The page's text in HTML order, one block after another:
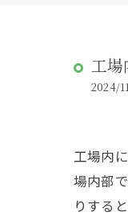
工場
2024/
工場内
場内部
りする